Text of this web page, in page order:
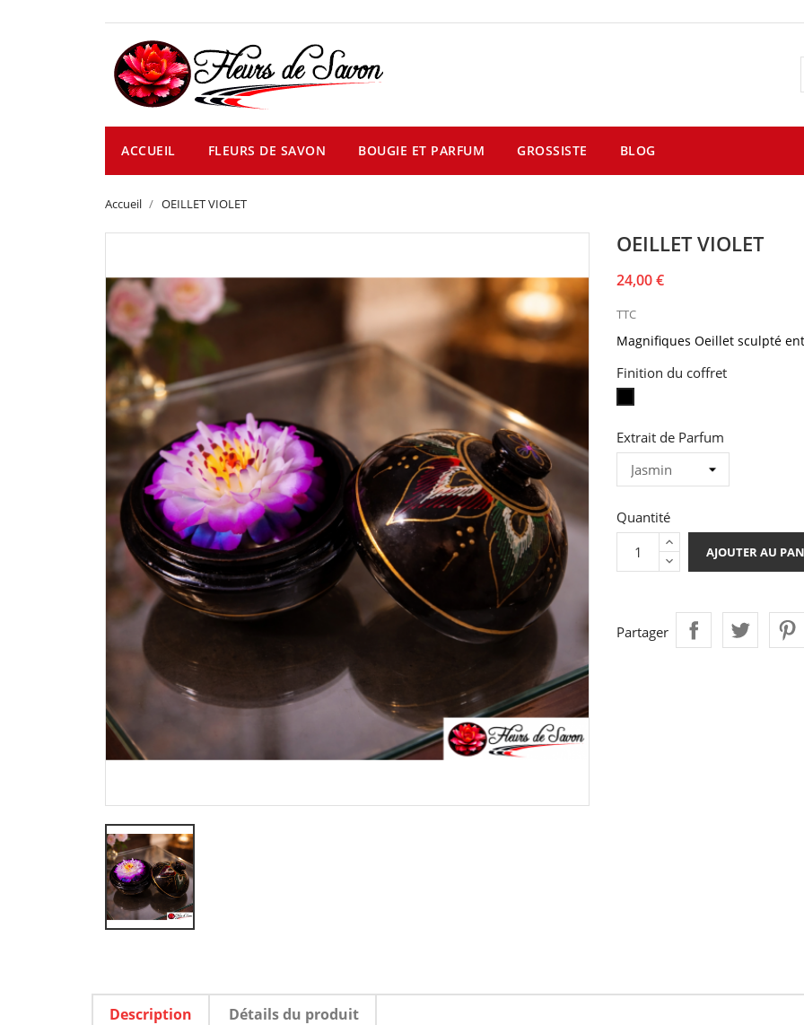
ACCUEIL FLEURS DE SAVON BOUGIE ET PARFUM GROSSISTE BLOG
Accueil OEILLET VIOLET
OEILLET VIOLET
24,00 €
TTC
Magnifiques Oeillet sculpté
Finition du coffret
Extrait de Parfum
Quantité
AJOUTER AU
Partager
Description Détails du produit